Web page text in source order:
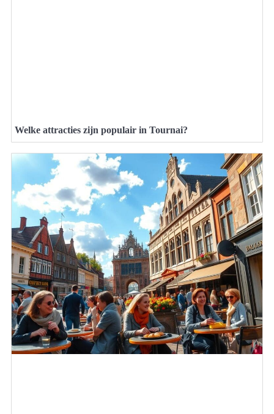
Welke attracties zijn populair in Tournai?